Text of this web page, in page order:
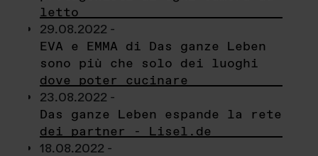
letto
29.08.2022 -
EVA e EMMA di Das ganze Leben
sono più che solo dei luoghi
dove poter cucinare
23.08.2022 -
Das ganze Leben espande la rete
dei partner - Lisel.de
18.08.2022 -